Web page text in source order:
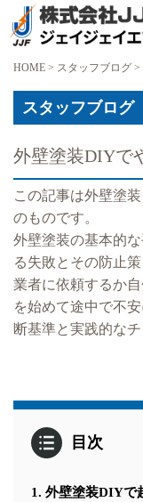
HOME > スタッフブログ >
スタッフブログ
外壁塗装DIYで
この記事は外壁塗
のものです。
外壁塗装の基本的
る失敗とその防止
業者に依頼するか
を始めて途中で不
断基準と実践的な
目次
外壁塗装DIYで